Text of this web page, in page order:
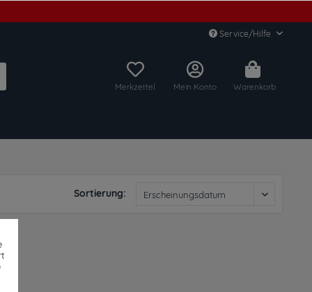
Service/Hilfe
Merkzettel Mein Konto Warenkorb
Sortierung: